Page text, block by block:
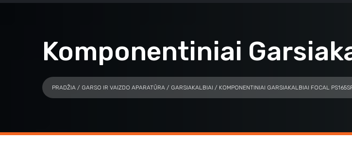
Komponentiniai
PRADŽIA / GARSO IR VAIZDO APARATŪRA / GARSIAKALBIAI / KOMPONENTINIAI GARSIAKALBIAI FOCAL